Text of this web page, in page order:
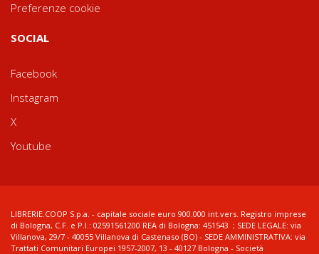
Preferenze cookie
SOCIAL
Facebook
Instagram
X
Youtube
LIBRERIE.COOP S.p.a. - capitale sociale euro 900.000 int.vers. Registro imprese
di Bologna, C.F. e P.I.: 02591561200 REA di Bologna: 451543 ; SEDE LEGALE: via
Villanova, 29/7 - 40055 Villanova di Castenaso (BO) - SEDE AMMINISTRATIVA: via
Trattati Comunitari Europei 1957-2007, 13 - 40127 Bologna - Società